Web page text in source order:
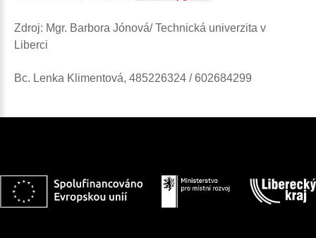
Zdroj: Mgr. Barbora Jónová/ Technická univerzita v
Liberci
Bc. Lenka Klimentová, 485226324 / 602684299